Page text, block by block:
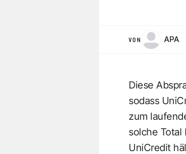
VON APA
Diese
sodass
zum
solche Total
UniCredit